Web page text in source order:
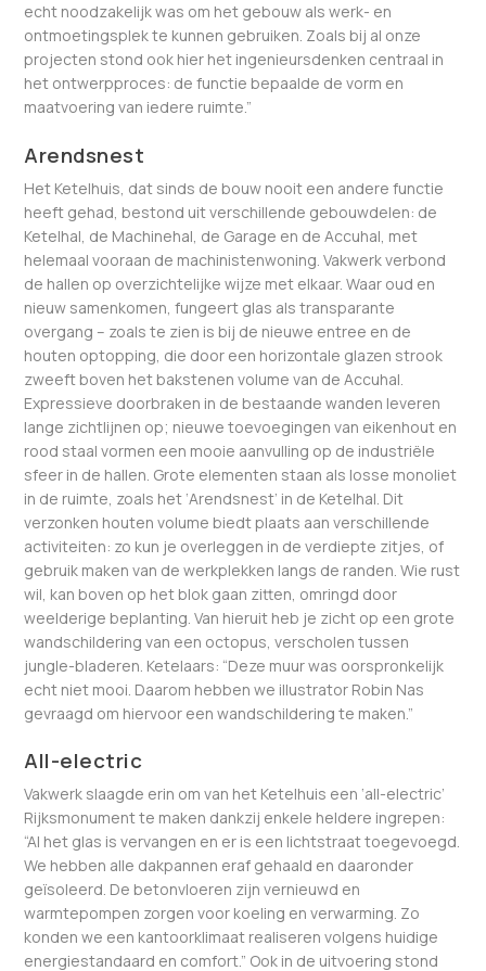
echt noodzakelijk was om het gebouw als werk- en
ontmoetingsplek te kunnen gebruiken. Zoals bij al onze
projecten stond ook hier het ingenieursdenken centraal in
het ontwerpproces: de functie bepaalde de vorm en
maatvoering van iedere ruimte.”
Arendsnest
Het Ketelhuis, dat sinds de bouw nooit een andere functie
heeft gehad, bestond uit verschillende gebouwdelen: de
Ketelhal, de Machinehal, de Garage en de Accuhal, met
helemaal vooraan de machinistenwoning. Vakwerk verbond
de hallen op overzichtelijke wijze met elkaar. Waar oud en
nieuw samenkomen, fungeert glas als transparante
overgang – zoals te zien is bij de nieuwe entree en de
houten optopping, die door een horizontale glazen strook
zweeft boven het bakstenen volume van de Accuhal.
Expressieve doorbraken in de bestaande wanden leveren
lange zichtlijnen op; nieuwe toevoegingen van eikenhout en
rood staal vormen een mooie aanvulling op de industriële
sfeer in de hallen. Grote elementen staan als losse monoliet
in de ruimte, zoals het ‘Arendsnest’ in de Ketelhal. Dit
verzonken houten volume biedt plaats aan verschillende
activiteiten: zo kun je overleggen in de verdiepte zitjes, of
gebruik maken van de werkplekken langs de randen. Wie rust
wil, kan boven op het blok gaan zitten, omringd door
weelderige beplanting. Van hieruit heb je zicht op een grote
wandschildering van een octopus, verscholen tussen
jungle-bladeren. Ketelaars: “Deze muur was oorspronkelijk
echt niet mooi. Daarom hebben we illustrator Robin Nas
gevraagd om hiervoor een wandschildering te maken.”
All-electric
Vakwerk slaagde erin om van het Ketelhuis een ‘all-electric’
Rijksmonument te maken dankzij enkele heldere ingrepen:
“Al het glas is vervangen en er is een lichtstraat toegevoegd.
We hebben alle dakpannen eraf gehaald en daaronder
geïsoleerd. De betonvloeren zijn vernieuwd en
warmtepompen zorgen voor koeling en verwarming. Zo
konden we een ­kantoorklimaat realiseren volgens huidige
energiestandaard en comfort.” Ook in de uitvoering stond